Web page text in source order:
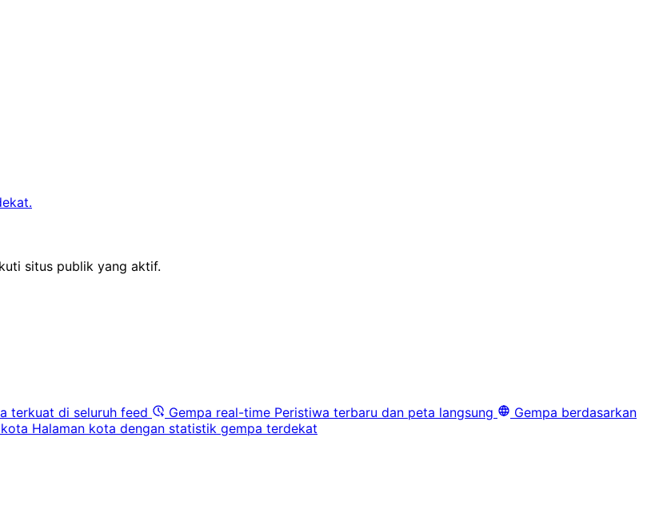
situs publik yang aktif.
terkuat di seluruh feed Gempa real-time Peristiwa terbaru dan peta langsung
Gempa berdasarkan
Halaman kota dengan statistik gempa terdekat